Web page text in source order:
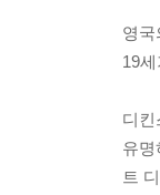
영국
19
디
유
트